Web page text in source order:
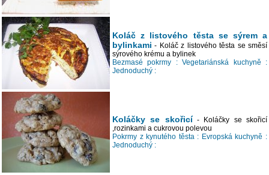
Koláč z listového těsta se sýrem a
bylinkami - Koláč z listového těsta se směsí
sýrového krému a bylinek
Bezmasé pokrmy : Vegetariánská kuchyně :
Jednoduchý :
Koláčky se skořicí - Koláčky se skořicí
,rozinkami a cukrovou polevou
Pokrmy z kynutého těsta : Evropská kuchyně :
Jednoduchý :